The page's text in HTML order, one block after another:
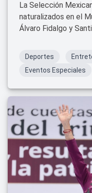
La Selección
naturalizados en el
Álvaro Fidalgo y
Deportes
Eventos Especiales